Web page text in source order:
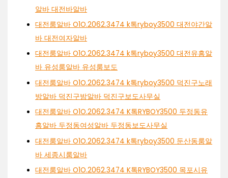
알바 대전바알바
대전룸알바 O1O.2062.3474 k톡ryboy3500 대전야간알
바 대전여자알바
대전룸알바 O1O.2062.3474 k톡ryboy3500 대전유흥알
바 유성룸알바 유성룸보도
대전룸알바 O1O.2062.3474 k톡ryboy3500 덕진구노래
방알바 덕진구밤알바 덕진구보도사무실
대전룸알바 O1O.2062.3474 K톡RYBOY3500 두정동유
흥알바 두정동여성알바 두정동보도사무실
대전룸알바 O1O.2062.3474 k톡ryboy3500 둔산동룸알
바 세종시룸알바
대전룸알바 O1O.2062.3474 K톡RYBOY3500 목포시유